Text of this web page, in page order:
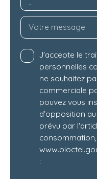
-
Votre message
J'accepte le
personnelles
ne souhaitez
commerciale
pouvez vous
d'opposition
prévu par
: